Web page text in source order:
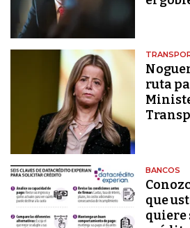
ruta
BANCOS
que